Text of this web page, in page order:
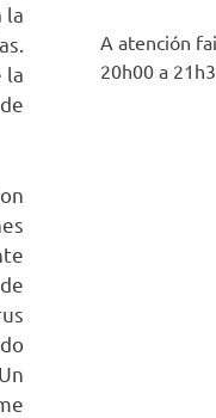
la
la
A atención
20h00 a